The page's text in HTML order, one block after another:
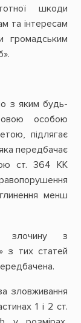
шкоди
та інтересам
громадським
з яким будь-
особою
підлягає
передбачає
ст. 364 КК
менш
злочину з
з тих статей
зловживання
1 і 2 ст.